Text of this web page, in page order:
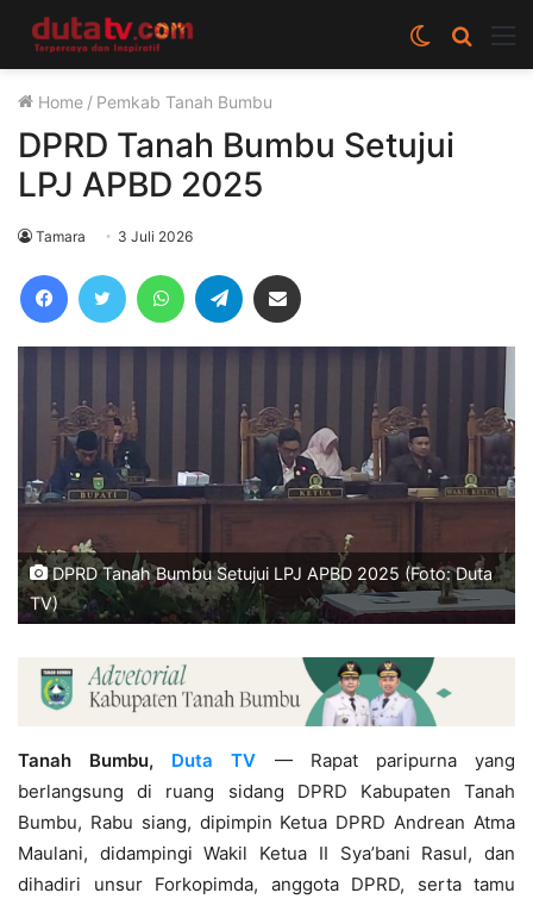
Cari
berita
Switch
skin
Home / Pemkab Tanah Bumbu
DPRD Tanah Bumbu Setujui
LPJ APBD 2025
Tamara 3 Juli 2026
FacebookTwitter WhatsAppTelegram
DPRD Tanah Bumbu Setujui LPJ APBD 2025 (Foto: Duta
TV)
Tanah Bumbu, Duta TV — Rapat paripurna yang
berlangsung di ruang sidang DPRD Kabupaten Tanah
Bumbu, Rabu siang, dipimpin Ketua DPRD Andrean Atma
Maulani, didampingi Wakil Ketua II Sya’bani Rasul, dan
dihadiri unsur Forkopimda, anggota DPRD, serta tamu